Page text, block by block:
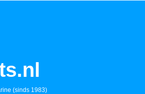
(sinds 1983)